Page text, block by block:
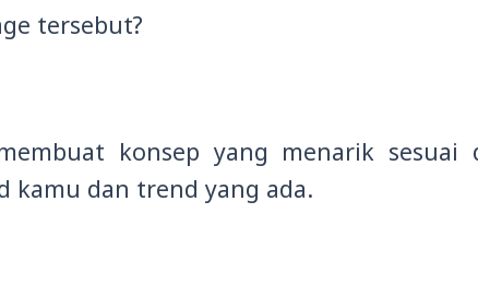
tersebut?
konsep yang menarik sesuai
kamu dan trend yang ada.